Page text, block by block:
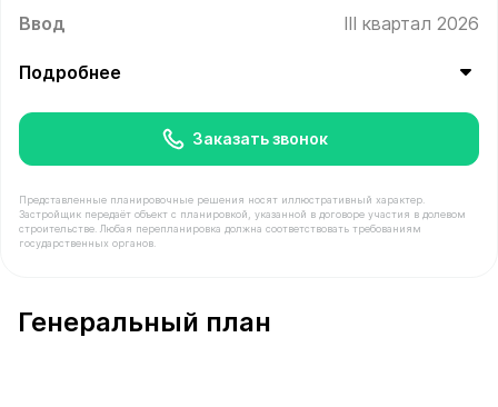
Ввод III квартал 2026
Подробнее
Заказать звонок
Представленные планировочные решения носят иллюстративный характер.
Застройщик передаёт объект с планировкой, указанной в договоре участия в долевом
строительстве. Любая перепланировка должна соответствовать требованиям
государственных органов.
Генеральный план